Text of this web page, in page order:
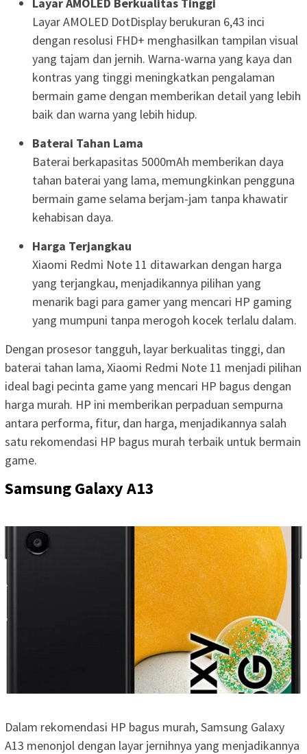
Layar AMOLED DotDisplay berukuran 6,43 inci
dengan resolusi FHD+ menghasilkan tampilan visual
yang tajam dan jernih. Warna-warna yang kaya dan
kontras yang tinggi meningkatkan pengalaman
bermain game dengan memberikan detail yang lebih
baik dan warna yang lebih hidup.
Baterai Tahan Lama
Baterai berkapasitas 5000mAh memberikan daya
tahan baterai yang lama, memungkinkan pengguna
bermain game selama berjam-jam tanpa khawatir
kehabisan daya.
Harga Terjangkau
Xiaomi Redmi Note 11 ditawarkan dengan harga
yang terjangkau, menjadikannya pilihan yang
menarik bagi para gamer yang mencari HP gaming
yang mumpuni tanpa merogoh kocek terlalu dalam.
Dengan prosesor tangguh, layar berkualitas tinggi, dan
baterai tahan lama, Xiaomi Redmi Note 11 menjadi pilihan
ideal bagi pecinta game yang mencari HP bagus dengan
harga murah. HP ini memberikan perpaduan sempurna
antara performa, fitur, dan harga, menjadikannya salah
satu rekomendasi HP bagus murah terbaik untuk bermain
game.
Samsung Galaxy A13
Dalam rekomendasi HP bagus murah, Samsung Galaxy
A13 menonjol dengan layar jernihnya yang menjadikannya